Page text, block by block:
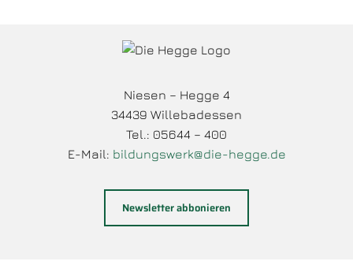
Niesen – Hegge 4
34439 Willebadessen
Tel.: 05644 – 400
E-Mail: bildungswerk@die-hegge.de
Newsletter abbonieren